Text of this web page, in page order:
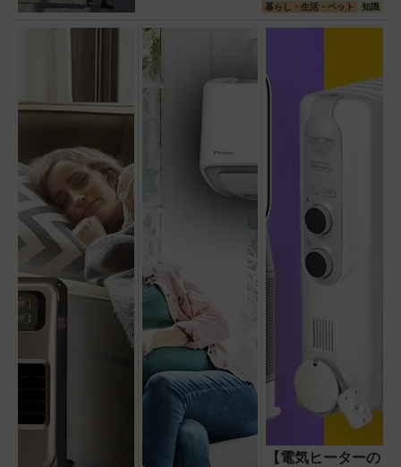
暮らし・生活・ペット 知識
【電気ヒーターの